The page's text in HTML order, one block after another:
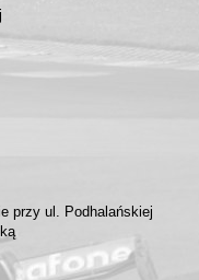
przy ul. Podhalańskiej